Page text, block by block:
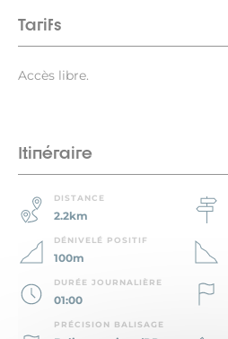
Tarifs
Accès libre.
Itinéraire
DISTANCE
2.2km
DÉNIVELÉ POSITIF
100m
DURÉE JOURNALIÈRE
01:00
PRÉCISION BALISAGE